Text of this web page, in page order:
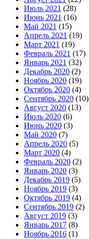
Июль 2021 (28)
Июнь 2021 (16)
Май 2021 (15)
Апрель 2021 (19)
Март 2021 (19)
Февраль 2021 (17)
Январь 2021 (32)
Декабрь 2020 (2)
Ноябрь 2020 (19)
Октябрь 2020 (4)
Сентябрь 2020 (10)
Август 2020 (13)
Июль 2020 (6)
Июнь 2020 (3)
Май 2020 (7)
Апрель 2020 (5)
Март 2020 (4)
Февраль 2020 (2)
Январь 2020 (3)
Декабрь 2019 (5)
Ноябрь 2019 (3)
Октябрь 2019 (4)
Сентябрь 2019 (2)
Август 2019 (3)
Январь 2017 (8)
Ноябрь 2016 (1)